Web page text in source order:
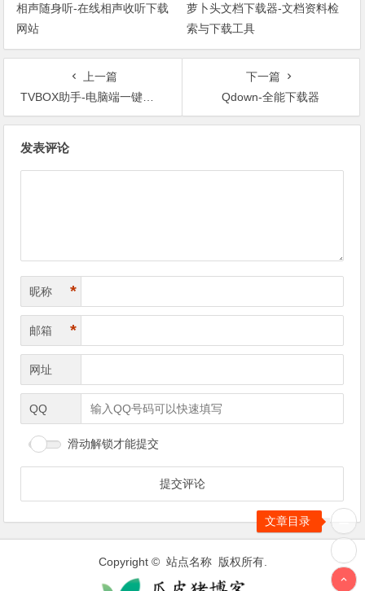
相声随身听-在线相声收听下载
网站
萝卜头文档下载器-文档资料检
索与下载工具
上一篇
TVBOX助手-电脑端一键推送接口到电视盒子上（内置热门接口）
下一篇
Qdown-全能下载器
发表评论
昵称 *
邮箱 *
网址
QQ
滑动解锁才能提交
Copyright © 站点名称 版权所有.
文章目录